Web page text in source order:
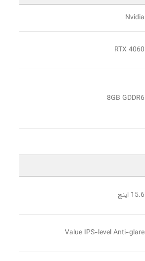
Nvidia
4060 RTX
8GB GDDR6
15.6 اینچ
Value IPS-level Anti-glare